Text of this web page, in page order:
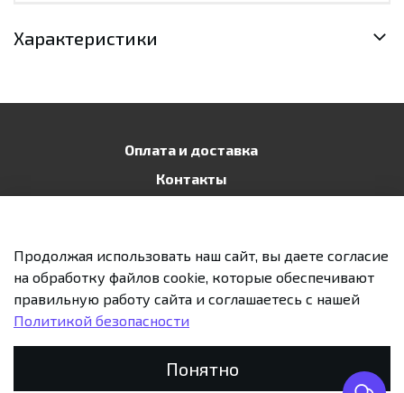
Предзаказ
Характеристики
Оплата и доставка
Контакты
Возврат и обмен
Продолжая использовать наш сайт, вы даете согласие
на обработку файлов cookie, которые обеспечивают
правильную работу сайта и соглашаетесь с нашей
Политикой безопасности
Понятно